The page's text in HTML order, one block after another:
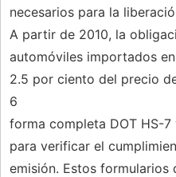
necesarios para la
A partir de 2010, la
automóviles importados
2.5 por ciento del precio
6
forma completa DOT HS-
para verificar el
emisión. Estos formularios